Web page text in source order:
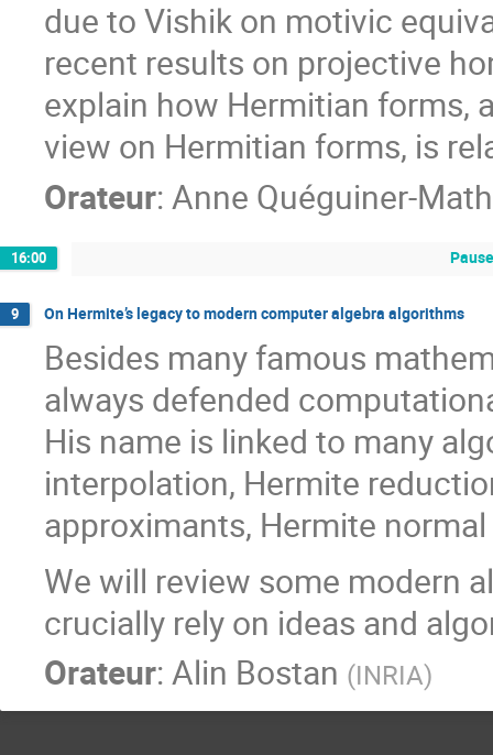
due to Vishik on motivic
recent results on projective
explain how Hermitian forms,
view on Hermitian forms, is
Orateur:Anne Quéguiner-
16:00
9 On Hermite’s legacy to modern computer algebra algorithms
Besides many famous
always defended
His name is linked to many
interpolation, Hermite
approximants, Hermite
We will review some modern
crucially rely on ideas and
Orateur:Alin Bostan (INRIA)